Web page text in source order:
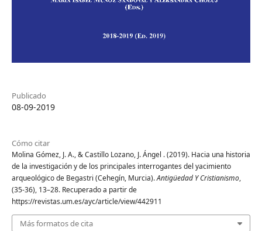
Publicado
08-09-2019
Cómo citar
Molina Gómez, J. A., & Castillo Lozano, J. Ángel . (2019). Hacia una historia
de la investigación y de los principales interrogantes del yacimiento
arqueológico de Begastri (Cehegín, Murcia).Antigüedad Y Cristianismo,
(35-36), 13–28. Recuperado a partir de
https://revistas.um.es/ayc/article/view/442911
Más formatos de cita